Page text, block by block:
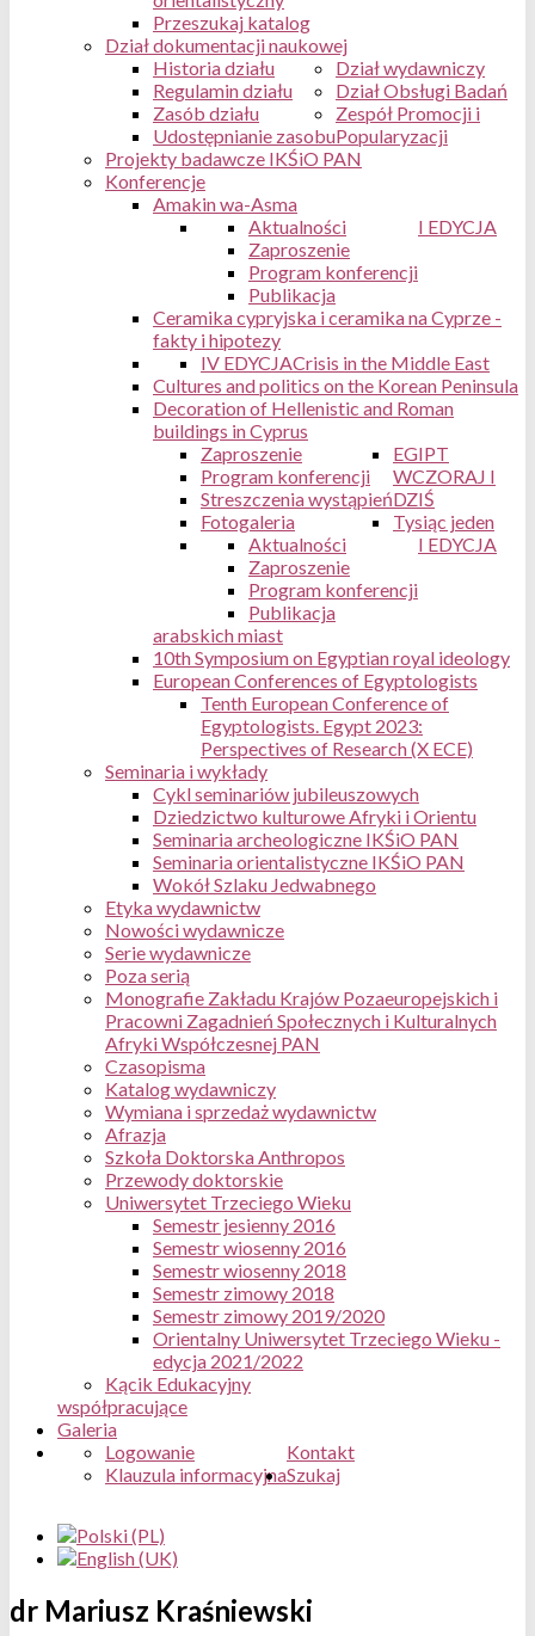
Przeszukaj katalog
Dział dokumentacji naukowej
Historia działu
Regulamin działu
Zasób działu
Udostępnianie zasobu
Dział wydawniczy
Dział Obsługi Badań
Zespół Promocji i
Popularyzacji
Projekty badawcze IKŚiO PAN
Konferencje
Amakin wa-Asma
I EDYCJA
Aktualności
Zaproszenie
Program konferencji
Publikacja
Ceramika cypryjska i ceramika na Cyprze -
fakty i hipotezy
Crisis in the Middle East
IV EDYCJA
Cultures and politics on the Korean Peninsula
Decoration of Hellenistic and Roman
buildings in Cyprus
Zaproszenie
Program konferencji
Streszczenia wystąpień
Fotogaleria
EGIPT
WCZORAJ I
DZIŚ
I EDYCJA
Aktualności
Zaproszenie
Program konferencji
Publikacja
Tysiąc jeden
arabskich miast
10th Symposium on Egyptian royal ideology
European Conferences of Egyptologists
Tenth European Conference of
Egyptologists. Egypt 2023:
Perspectives of Research (X ECE)
Seminaria i wykłady
Cykl seminariów jubileuszowych
Dziedzictwo kulturowe Afryki i Orientu
Seminaria archeologiczne IKŚiO PAN
Seminaria orientalistyczne IKŚiO PAN
Wokół Szlaku Jedwabnego
Etyka wydawnictw
Nowości wydawnicze
Serie wydawnicze
Poza serią
Monografie Zakładu Krajów Pozaeuropejskich i
Pracowni Zagadnień Społecznych i Kulturalnych
Afryki Współczesnej PAN
Czasopisma
Katalog wydawniczy
Wymiana i sprzedaż wydawnictw
Afrazja
Szkoła Doktorska Anthropos
Przewody doktorskie
Uniwersytet Trzeciego Wieku
Semestr jesienny 2016
Semestr wiosenny 2016
Semestr wiosenny 2018
Semestr zimowy 2018
Semestr zimowy 2019/2020
Orientalny Uniwersytet Trzeciego Wieku -
edycja 2021/2022
Kącik Edukacyjny
współpracujące
Galeria
Kontakt
Logowanie
Klauzula informacyjnaSzukaj
dr Mariusz Kraśniewski